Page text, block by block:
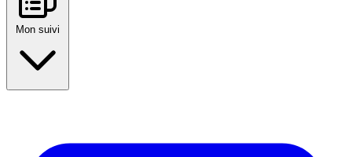
Mon suivi